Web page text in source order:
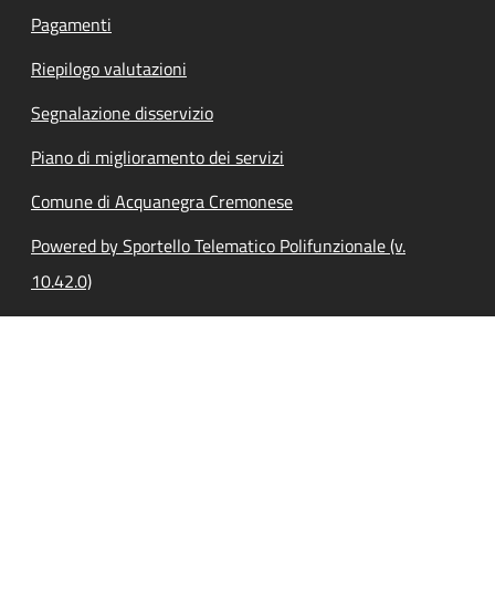
Pagamenti
Riepilogo valutazioni
Segnalazione disservizio
Piano di miglioramento dei servizi
Comune di Acquanegra Cremonese
Powered by Sportello Telematico Polifunzionale (v.
10.42.0)